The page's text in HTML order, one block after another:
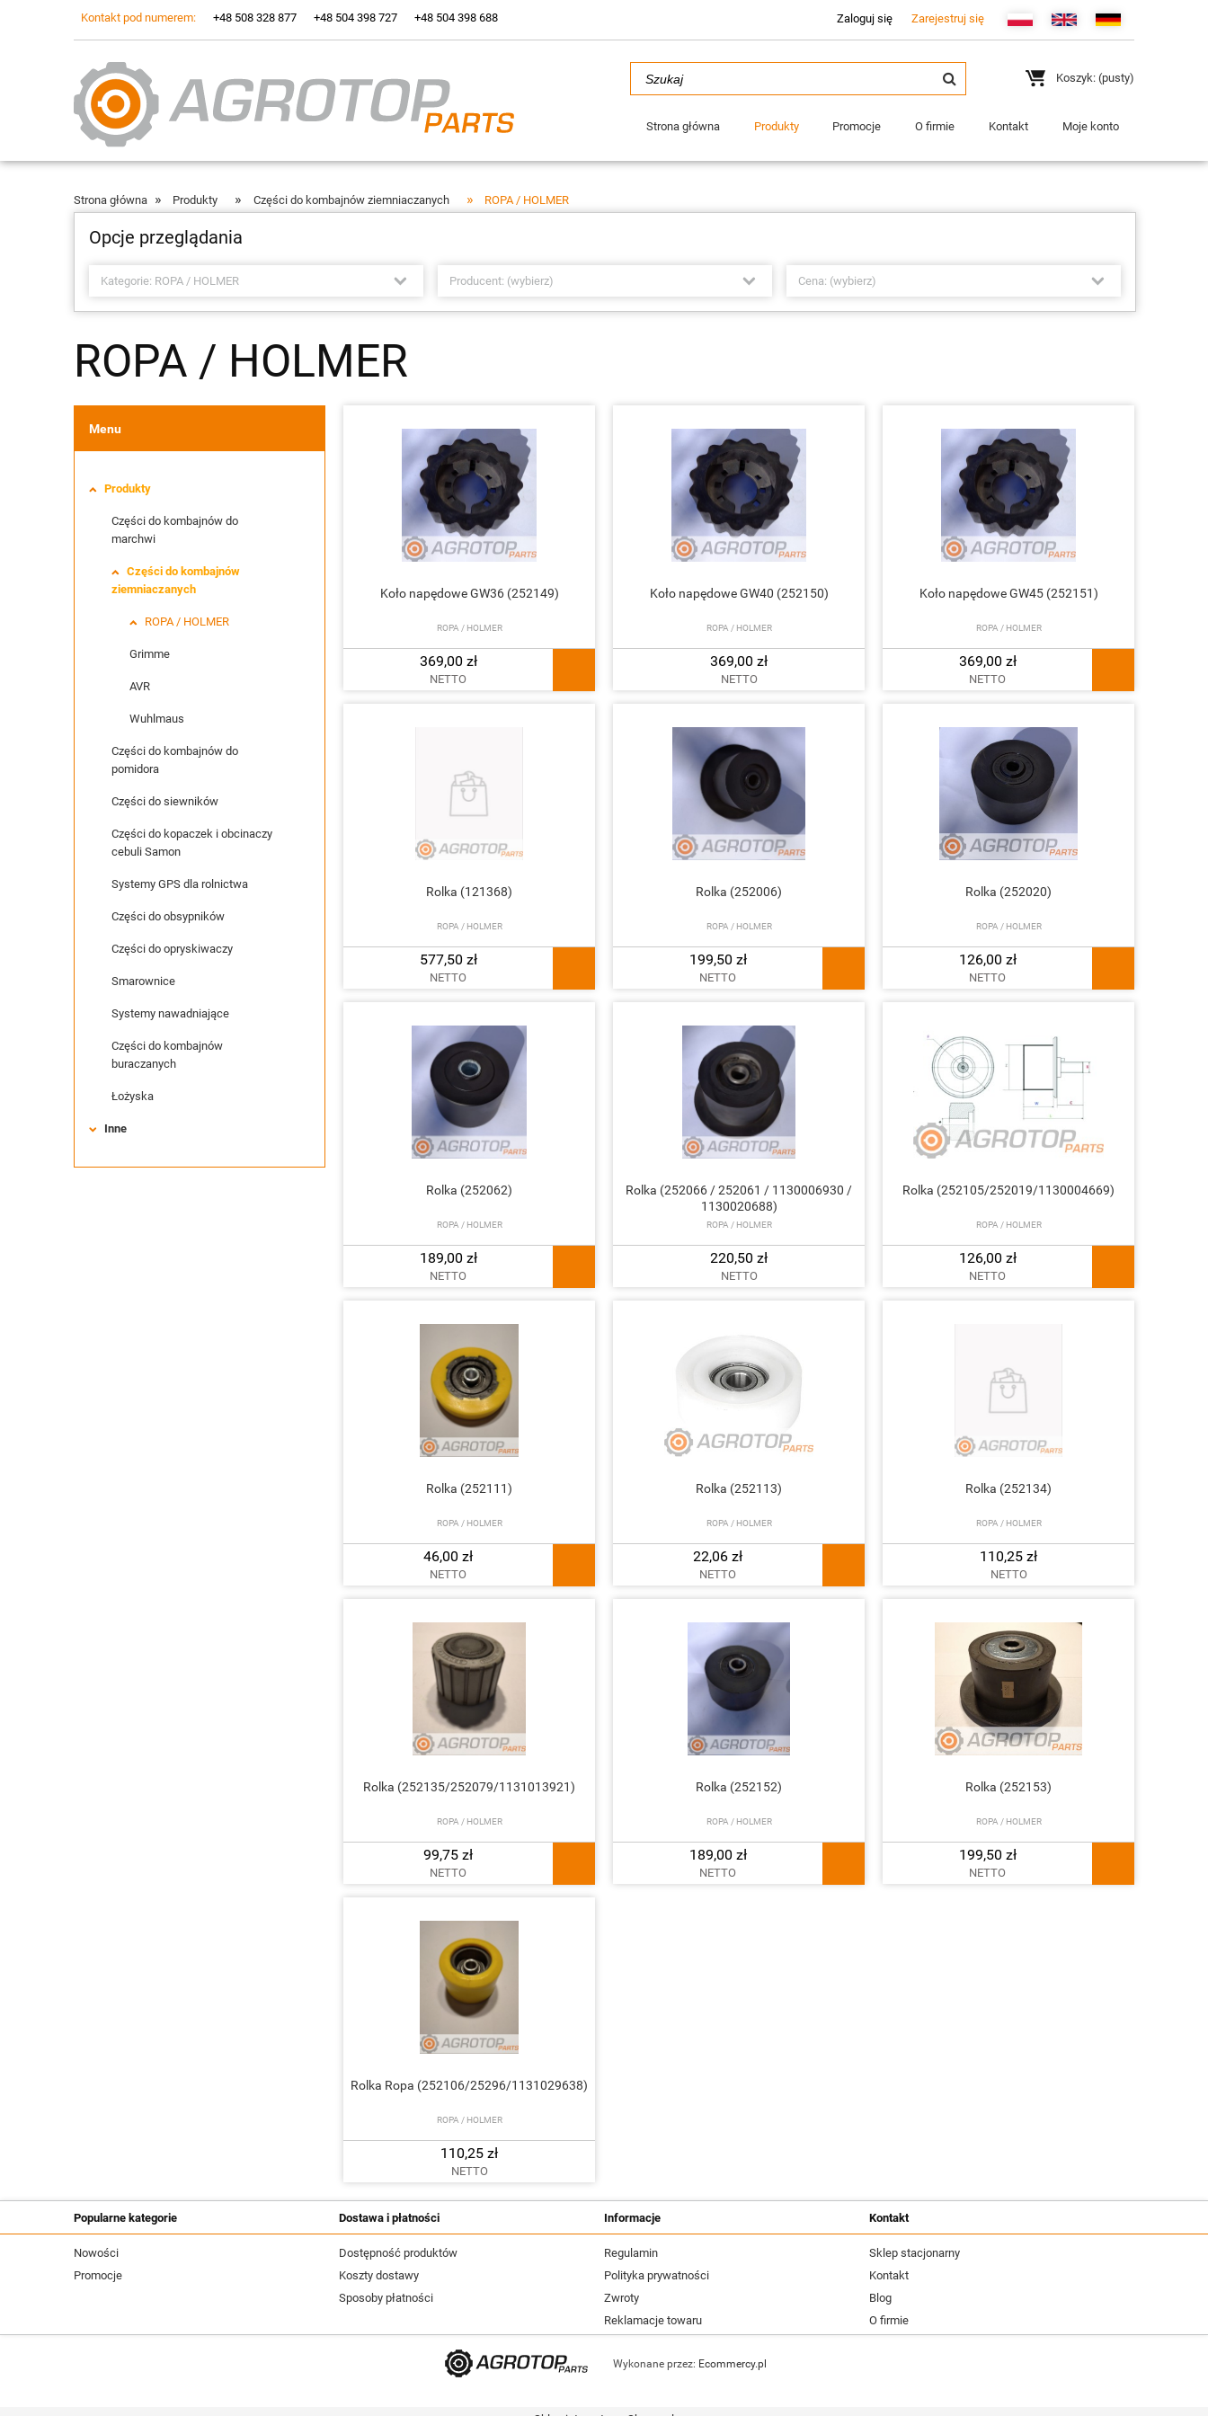
Kontakt pod numerem: +48 508 328 877 +48 504 398 727 +48 504 398 688 Zaloguj się Zarejestruj się
Koszyk: (pusty)
Strona główna Produkty Promocje O firmie Kontakt Moje konto
Strona główna » Produkty » Części do kombajnów ziemniaczanych » ROPA / HOLMER
Opcje przeglądania
Kategorie: ROPA / HOLMER Producent: (wybierz) Cena: (wybierz)
ROPA / HOLMER
Menu
Produkty
Części do kombajnów do
marchwi
Części do kombajnów
ziemniaczanych
ROPA / HOLMER
Grimme
AVR
Wuhlmaus
Części do kombajnów do
pomidora
Części do siewników
Części do kopaczek i obcinaczy
cebuli Samon
Systemy GPS dla rolnictwa
Części do obsypników
Części do opryskiwaczy
Smarownice
Systemy nawadniające
Części do kombajnów
buraczanych
Łożyska
Inne
Koło napędowe GW36 (252149)
ROPA / HOLMER
369,00 zł
NETTO
Koło napędowe GW40 (252150)
ROPA / HOLMER
369,00 zł
NETTO
Koło napędowe GW45 (252151)
ROPA / HOLMER
369,00 zł
NETTO
Rolka (121368)
ROPA / HOLMER
577,50 zł
NETTO
Rolka (252006)
ROPA / HOLMER
199,50 zł
NETTO
Rolka (252020)
ROPA / HOLMER
126,00 zł
NETTO
Rolka (252062)
ROPA / HOLMER
189,00 zł
NETTO
Rolka (252066 / 252061 / 1130006930 /
1130020688)
ROPA / HOLMER
220,50 zł
NETTO
Rolka (252105/252019/1130004669)
ROPA / HOLMER
126,00 zł
NETTO
Rolka (252111)
ROPA / HOLMER
46,00 zł
NETTO
Rolka (252113)
ROPA / HOLMER
22,06 zł
NETTO
Rolka (252134)
ROPA / HOLMER
110,25 zł
NETTO
Rolka (252135/252079/1131013921)
ROPA / HOLMER
99,75 zł
NETTO
Rolka (252152)
ROPA / HOLMER
189,00 zł
NETTO
Rolka (252153)
ROPA / HOLMER
199,50 zł
NETTO
Rolka Ropa (252106/25296/1131029638)
ROPA / HOLMER
110,25 zł
NETTO
Popularne kategorie
Nowości
Promocje
Dostawa i płatności
Dostępność produktów
Koszty dostawy
Sposoby płatności
Informacje
Regulamin
Polityka prywatności
Zwroty
Reklamacje towaru
Kontakt
Sklep stacjonarny
Kontakt
Blog
O firmie
Wykonane przez: Ecommercy.pl